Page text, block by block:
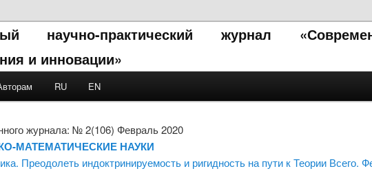
научно-практический журнал
и инновации»
contentcontentRU EN
журнала: № 2(106) Февраль 2020
МАТЕМАТИЧЕСКИЕ НАУКИ
Преодолеть индоктринируемость и ригидность на пути к Теории Всего.